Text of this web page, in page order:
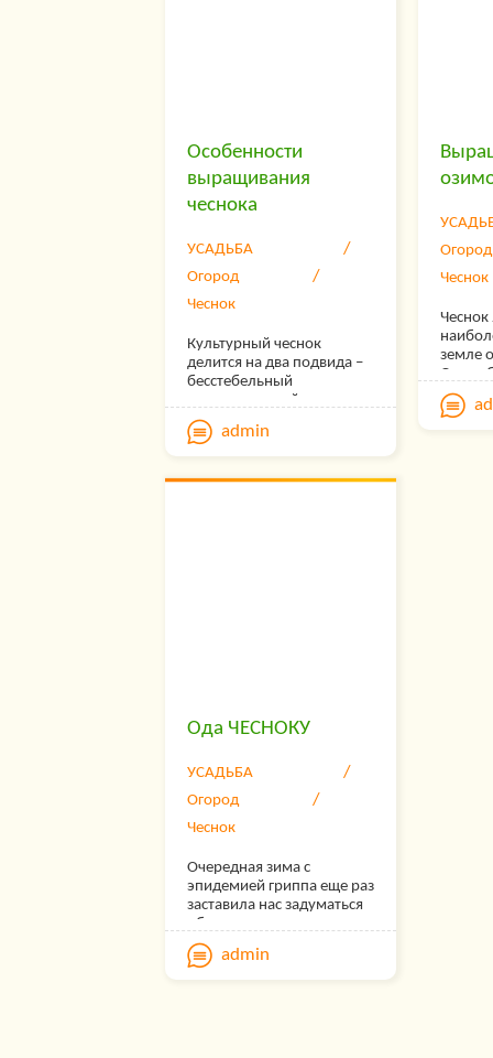
использовать для
профилактики болезней….
Особенности
выращивания
чеснока
УСАДЬБА
Огород
Чеснок
Культурный чеснок
делится на два подвида –
бесстебельный
нестрелкующийся и
стрелкующийся,
образующий цветочный
стебель. Этот, второй,
более зимостоек, его
admin
Огород
Чеснок
Чеснок
земле
Он
Ода ЧЕСНОКУ
УСАДЬБА
Огород
Чеснок
Очередная зима с
эпидемией гриппа еще раз
заставила нас задуматься
об использовании
естественных средств
защиты, среди которых
чеснок находится на
admin